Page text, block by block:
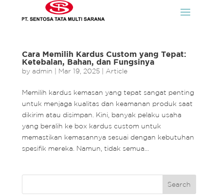
Cara Memilih Kardus Custom yang Tepat:
Ketebalan, Bahan, dan Fungsinya
by admin Mar 19, 2025| Article
Memilih kardus kemasan yang tepat sangat penting
untuk menjaga kualitas dan keamanan produk saat
dikirim atau disimpan. Kini, banyak pelaku usaha
yang beralih ke box kardus custom untuk
memastikan kemasannya sesuai dengan kebutuhan
spesifik mereka. Namun, tidak semua...
Search